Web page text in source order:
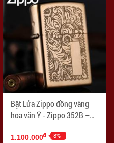
Bật Lửa Zippo đồng vàng
hoa văn Ý - Zippo 352B –
Zippo Venetian Brass
1.100.000đ -8%